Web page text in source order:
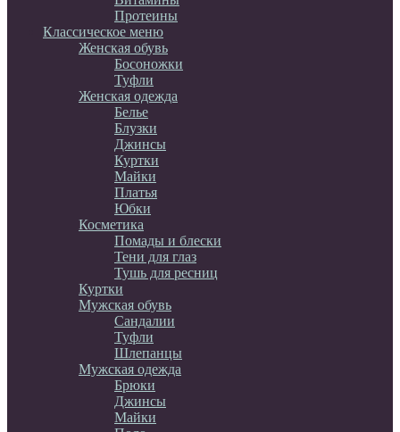
Протеины
Классическое меню
Женская обувь
Босоножки
Туфли
Женская одежда
Белье
Блузки
Джинсы
Куртки
Майки
Платья
Юбки
Косметика
Помады и блески
Тени для глаз
Тушь для ресниц
Куртки
Мужская обувь
Сандалии
Туфли
Шлепанцы
Мужская одежда
Брюки
Джинсы
Майки